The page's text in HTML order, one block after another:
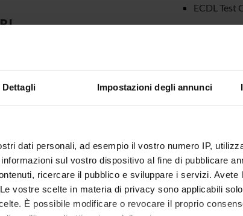
Dettagli Impostazioni degli annunci
dati personali, ad esempio il vostro numero IP,
sul vostro dispositivo al fine di pubblicare
ricercare il pubblico e sviluppare i servizi. Avete
vostre scelte in materia di privacy sono applicabili
È possibile modificare o revocare il proprio
(Metodi Formali)
(Semistructured Temporal clinicAl
(Vision, Image Processing & Sound)
ECDL Test
SPIN
HPA s.r.l.